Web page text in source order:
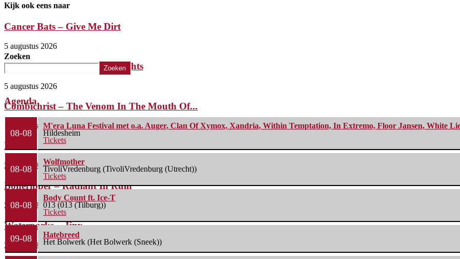
Kijk ook eens naar
Cancer Bats – Give Me Dirt
5 augustus 2026
The Iron Roses – Molotov Nights
5 augustus 2026
Combichrist – The Venom In The Mouth Of...
1 augustus 2026
Lunatic Soul – Transition II
29 juli 2026
Boneripper – Radiant In Ruin
27 juli 2026
Waterparks – Jinx
26 juli 2026
Zoeken
Zoeken
Agenda
08-08
M'era Luna Festival met o.a. Auger, Clan Of Xymox, Xandria, Within Temptation, In Extremo, Floor Jansen, White
Hildesheim
Tickets
08-08
Wolfmother
TivoliVredenburg (TivoliVredenburg (Utrecht))
Tickets
08-08
Body Count ft. Ice-T
013 (013 (Tilburg))
Tickets
09-08
Hatebreed
Het Bolwerk (Het Bolwerk (Sneek))